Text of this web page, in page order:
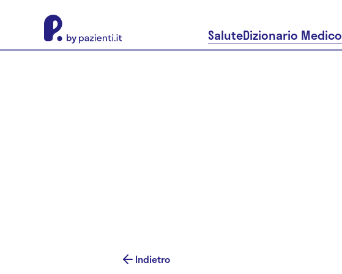
SaluteDizionario Medico
Indietro